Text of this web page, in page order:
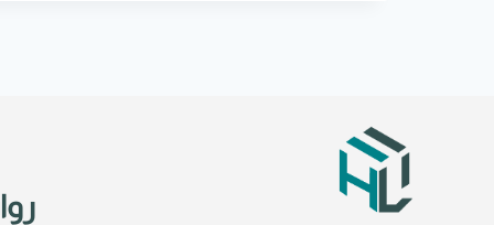
: